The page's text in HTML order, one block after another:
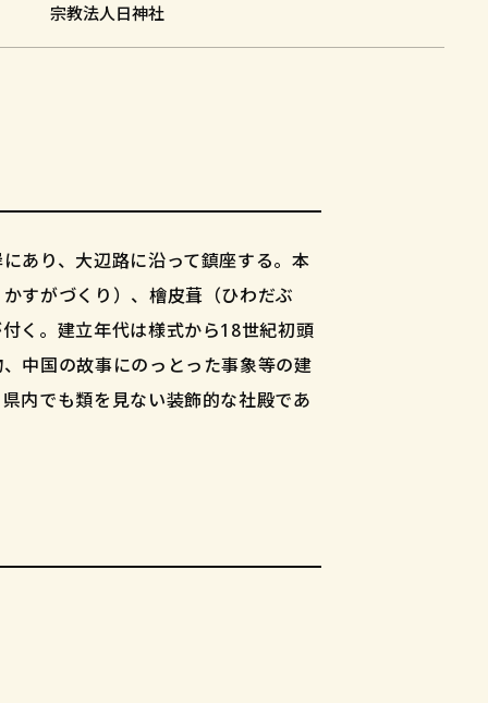
宗教法人日神社
あり、大辺路に沿って鎮座する。本
すがづくり）、檜皮葺（ひわだぶ
く。建立年代は様式から18世紀初頭
中国の故事にのっとった事象等の建
内でも類を見ない装飾的な社殿であ